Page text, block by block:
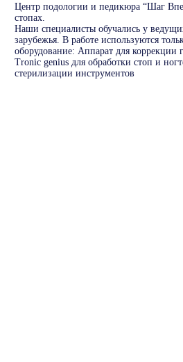
Центр подологии и педикюра “Шаг
стопах.
Наши специалисты обучались у
зарубежья. В работе используются
оборудование: Аппарат для коррекции
Tronic genius для обработки стоп и
стерилизации инструментов